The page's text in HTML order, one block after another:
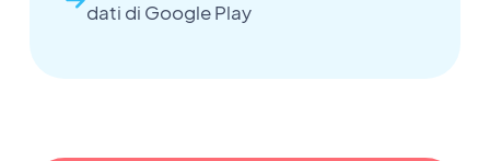
dati di Google Play